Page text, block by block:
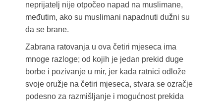
neprijatelj nije otpočeo napad na muslimane,
međutim, ako su muslimani napadnuti dužni su
da se brane.
Zabrana ratovanja u ova četiri mjeseca ima
mnoge razloge; od kojih je jedan prekid duge
borbe i pozivanje u mir, jer kada ratnici odlože
svoje oružje na četiri mjeseca, stvara se ozračje
podesno za razmišljanje i mogućnost prekida